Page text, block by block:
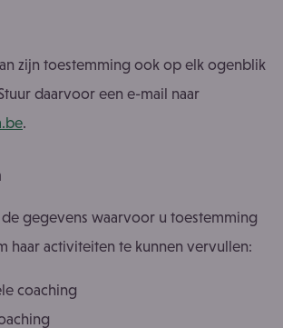
zijn toestemming ook op elk ogenblik
daarvoor een e-mail naar
.
gegevens waarvoor u toestemming
haar activiteiten te kunnen vervullen:
coaching